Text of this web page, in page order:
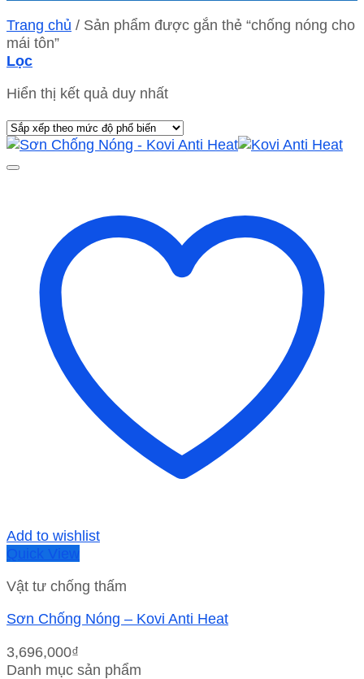
Trang chủ / Sản phẩm được gắn thẻ “chống nóng cho
mái tôn”
Lọc
Hiển thị kết quả duy nhất
Add to wishlist
Quick View
Vật tư chống thấm
Sơn Chống Nóng – Kovi Anti Heat
3,696,000₫
Danh mục sản phẩm